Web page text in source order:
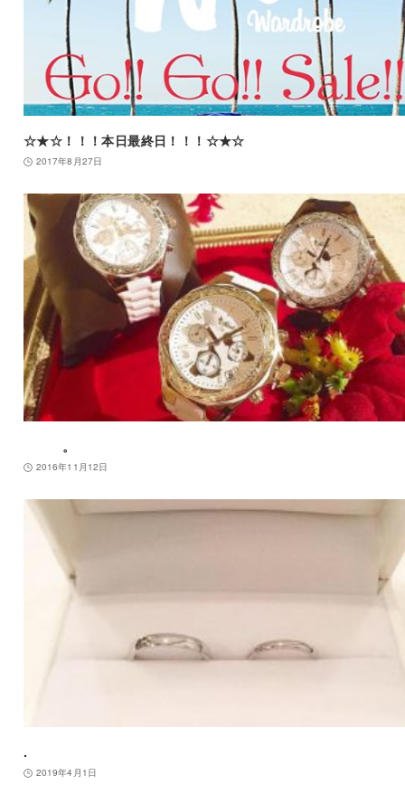
☆★☆！！！本日最終日！！！☆★☆
2017年8月27日
。
2016年11月12日
.
2019年4月1日